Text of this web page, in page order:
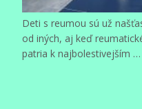
Deti s reumou sú už
od iných, aj keď
patria k najbolestivejším …